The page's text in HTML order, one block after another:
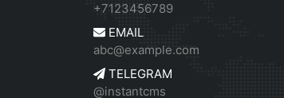
+7123456789
EMAIL
abc@example.com
TELEGRAM
@instantcms